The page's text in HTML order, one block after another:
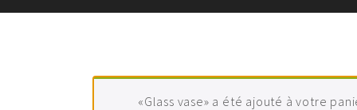
«Glass vase» a été ajouté à votre